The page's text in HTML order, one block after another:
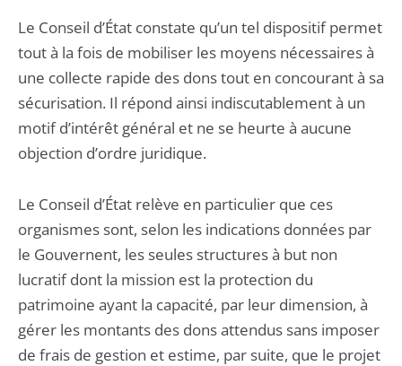
Le Conseil d’État constate qu’un tel dispositif permet
tout à la fois de mobiliser les moyens nécessaires à
une collecte rapide des dons tout en concourant à sa
sécurisation. Il répond ainsi indiscutablement à un
motif d’intérêt général et ne se heurte à aucune
objection d’ordre juridique.
Le Conseil d’État relève en particulier que ces
organismes sont, selon les indications données par
le Gouvernent, les seules structures à but non
lucratif dont la mission est la protection du
patrimoine ayant la capacité, par leur dimension, à
gérer les montants des dons attendus sans imposer
de frais de gestion et estime, par suite, que le projet